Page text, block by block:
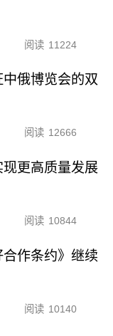
阅读 11224
俄博览会的双
阅读 12666
更高质量发展
阅读 10844
合作条约》继续
阅读 10140